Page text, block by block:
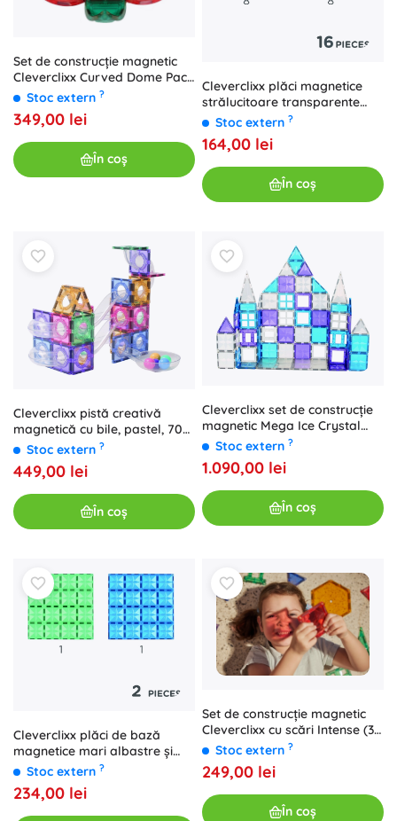
Set de construcție magnetic
Cleverclixx Curved Dome Pack
Intense (47 piese)
Stoc extern ?
349,00 lei
În coș
Cleverclixx plăci magnetice
strălucitoare transparente
roz, 16 buc.
Stoc extern ?
164,00 lei
În coș
Cleverclixx pistă creativă
magnetică cu bile, pastel, 70
de piese
Stoc extern ?
449,00 lei
În coș
Cleverclixx set de construcție
magnetic Mega Ice Crystal
Pack 180 de piese
Stoc extern ?
1.090,00 lei
În coș
Cleverclixx plăci de bază
magnetice mari albastre și
verzi (2 buc.)
Stoc extern ?
234,00 lei
Set de construcție magnetic
Cleverclixx cu scări Intense (34
piese)
Stoc extern ?
249,00 lei
În coș